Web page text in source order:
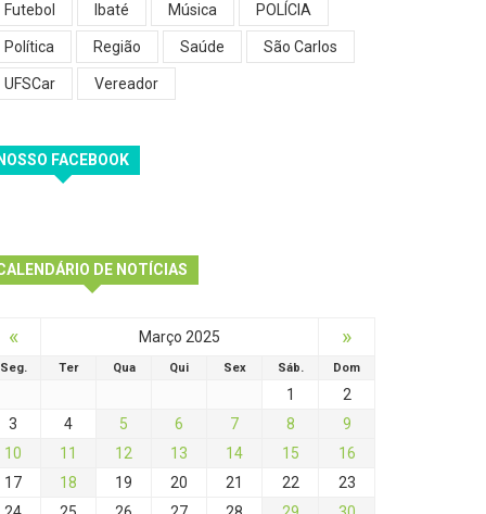
Futebol Ibaté Música POLÍCIA
Política Região Saúde São Carlos
UFSCar Vereador
FACEBOOK
DE NOTÍCIAS
« Março 2025 »
Seg. Ter Qua Qui Sex Sáb. Dom
1
2
3
4 5 6 7 8
9
10
11 12 13 14 15
16
17
18 19 20 21 22
23